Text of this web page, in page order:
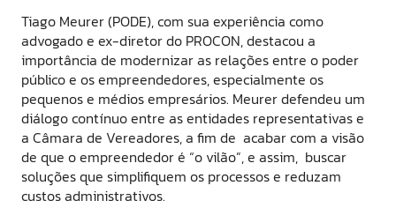
Tiago Meurer (PODE), com sua experiência como
advogado e ex-diretor do PROCON, destacou a
importância de modernizar as relações entre o poder
público e os empreendedores, especialmente os
pequenos e médios empresários. Meurer defendeu um
diálogo contínuo entre as entidades representativas e
a Câmara de Vereadores, a fim de acabar com a visão
de que o empreendedor é “o vilão”, e assim, buscar
soluções que simplifiquem os processos e reduzam
custos administrativos.